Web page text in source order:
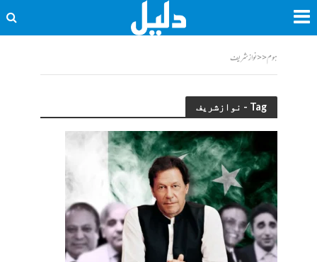
ہوم<<نوازشریف
Tag - نوازشریف